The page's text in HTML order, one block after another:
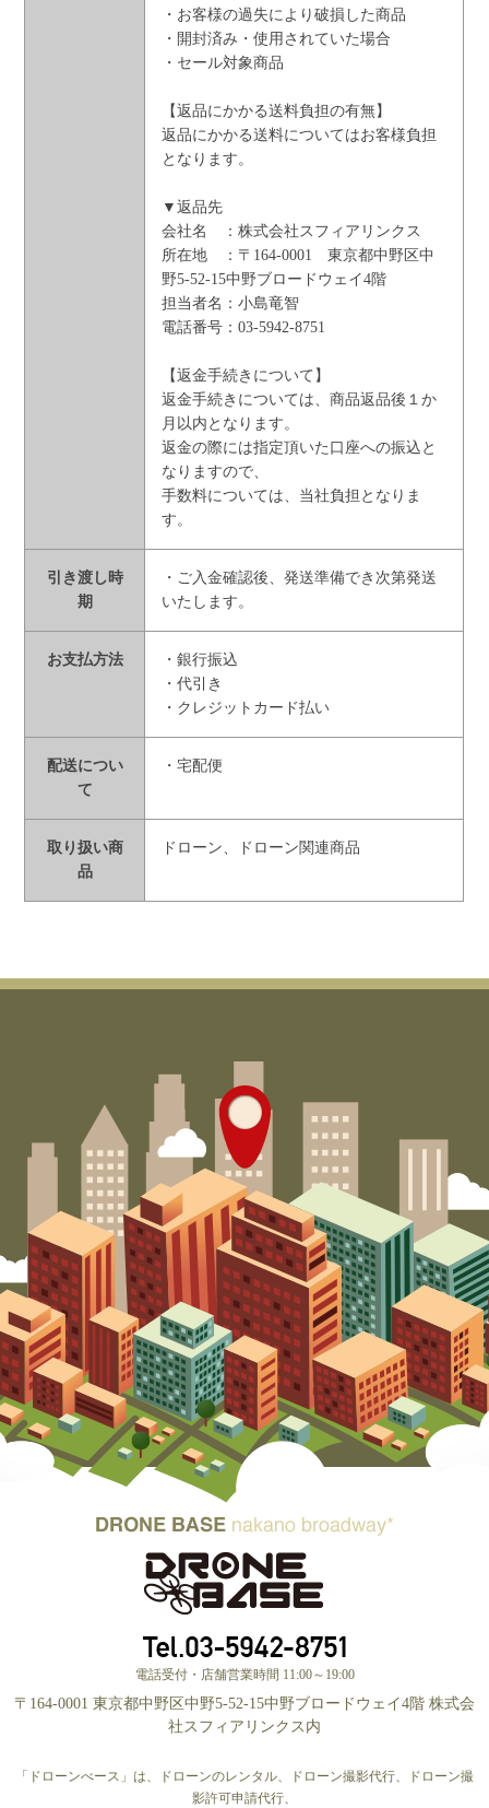
・お客様の過失により破損した商品
・開封済み・使用されていた場合
・セール対象商品
【返品にかかる送料負担の有無】
返品にかかる送料についてはお客様負担
となります。
▼返品先
会社名 ：株式会社スフィアリンクス
所在地 ：〒164-0001 東京都中野区中
野5-52-15中野ブロードウェイ4階
担当者名：小島竜智
電話番号：03-5942-8751
【返金手続きについて】
返金手続きについては、商品返品後１か
月以内となります。
返金の際には指定頂いた口座への振込と
なりますので、
手数料については、当社負担となりま
す。
引き渡し時
期
・ご入金確認後、発送準備でき次第発送
いたします。
お支払方法
・銀行振込
・代引き
・クレジットカード払い
配送につい
て
・宅配便
取り扱い商
品
ドローン、ドローン関連商品
電話受付・店舗営業時間 11:00～19:00
〒164-0001 東京都中野区中野5-52-15中野ブロードウェイ4階 株式会
社スフィアリンクス内
「ドローンべース」は、ドローンのレンタル、ドローン撮影代行、ドローン撮
影許可申請代行、